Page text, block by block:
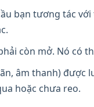
bạn tương tác
còn mở. Nó có
âm thanh)
hoặc chưa reo.